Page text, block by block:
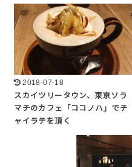
2018-07-18
スカイツリータウン、東京ソラ
マチのカフェ「ココノハ」でチ
ャイラテを頂く